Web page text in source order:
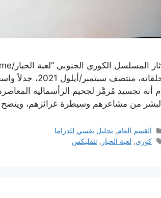
حلقاته،
أم أنه تجسيد مُرمَّز لجحيم الرأسمالية
البشر من مشاعرهم وسيطرة غرائزهم،
التصنيفات
القسم العام,تحليل نفسي للدراما
الوسوم
كوري, لعبة الحبار , نتفليكس